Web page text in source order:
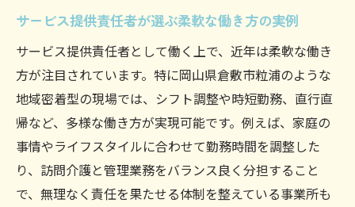
サービス提供責任者が選ぶ柔軟な働き方の実例
サービス提供責任者として働く上で、近年は柔軟な働き
方が注目されています。特に岡山県倉敷市粒浦のような
地域密着型の現場では、シフト調整や時短勤務、直行直
帰など、多様な働き方が実現可能です。例えば、家庭の
事情やライフスタイルに合わせて勤務時間を調整した
り、訪問介護と管理業務をバランス良く分担すること
で、無理なく責任を果たせる体制を整えている事業所も